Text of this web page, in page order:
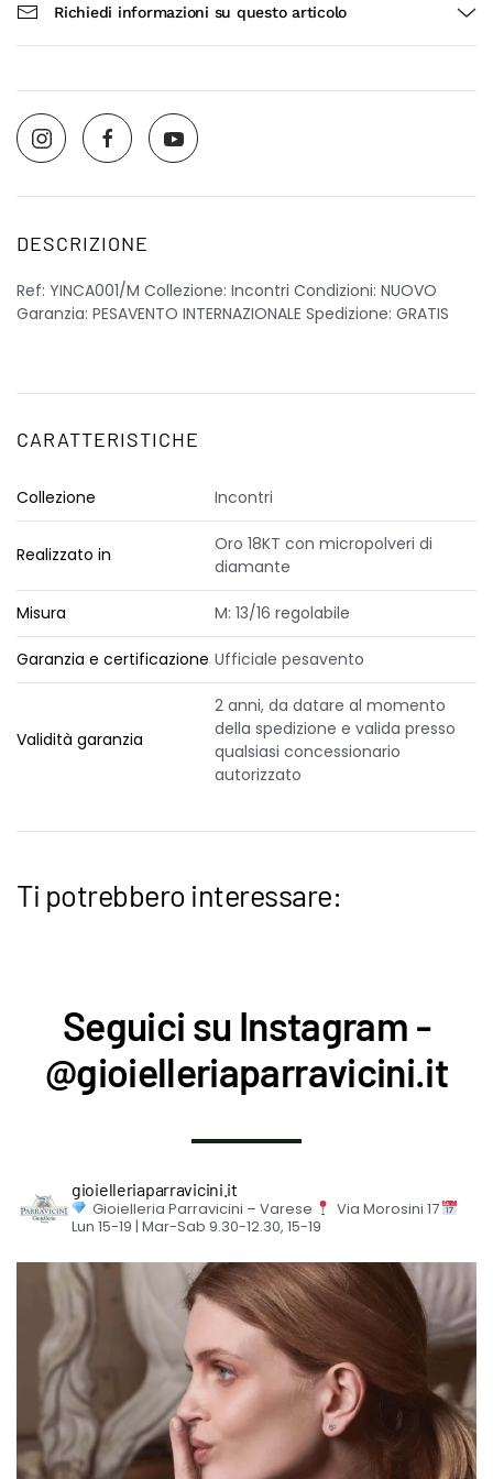
Richiedi informazioni su questo articolo
DESCRIZIONE
Ref: YINCA001/M Collezione: Incontri Condizioni: NUOVO
Garanzia: PESAVENTO INTERNAZIONALE Spedizione: GRATIS
CARATTERISTICHE
Collezione Incontri
Realizzato in
Oro 18KT con micropolveri di
diamante
Misura M: 13/16 regolabile
Garanzia e certificazione Ufficiale pesavento
Validità garanzia
2 anni, da datare al momento
della spedizione e valida presso
qualsiasi concessionario
autorizzato
Ti potrebbero interessare:
Seguici su Instagram -
@gioielleriaparravicini.it
gioielleriaparravicini.it
Gioielleria Parravicini – Varese
Via Morosini 17
Lun 15-19 | Mar-Sab 9.30-12.30, 15-19